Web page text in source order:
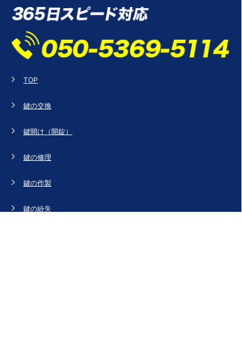
TOP
鍵の交換
鍵開け（開錠）
鍵の修理
鍵の作製
鍵の紛失